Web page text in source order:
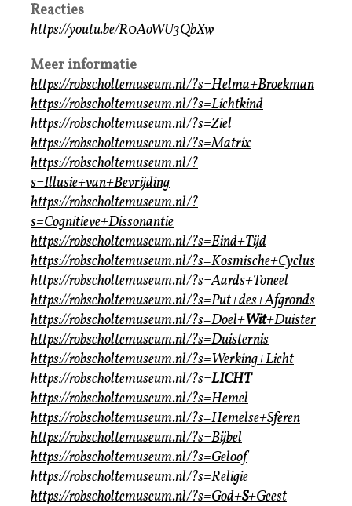
Reacties
https://youtu.be/R0AoWU3QbXw
Meer informatie
https://robscholtemuseum.nl/?s=Helma+Broekman
https://robscholtemuseum.nl/?s=Lichtkind
https://robscholtemuseum.nl/?s=Ziel
https://robscholtemuseum.nl/?s=Matrix
https://robscholtemuseum.nl/?
s=Illusie+van+Bevrijding
https://robscholtemuseum.nl/?
s=Cognitieve+Dissonantie
https://robscholtemuseum.nl/?s=Eind+Tijd
https://robscholtemuseum.nl/?s=Kosmische+Cyclus
https://robscholtemuseum.nl/?s=Aards+Toneel
https://robscholtemuseum.nl/?s=Put+des+Afgronds
https://robscholtemuseum.nl/?s=Doel+Wit+Duister
https://robscholtemuseum.nl/?s=Duisternis
https://robscholtemuseum.nl/?s=Werking+Licht
https://robscholtemuseum.nl/?s=LICHT
https://robscholtemuseum.nl/?s=Hemel
https://robscholtemuseum.nl/?s=Hemelse+Sferen
https://robscholtemuseum.nl/?s=Bijbel
https://robscholtemuseum.nl/?s=Geloof
https://robscholtemuseum.nl/?s=Religie
https://robscholtemuseum.nl/?s=God+S+Geest